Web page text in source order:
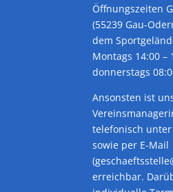
Öffnungszeiten
(55239 Gau-
dem
Montags 14:00 –
donnerstags
Ansonsten ist
telefonisch unter
sowie per E-Mail
erreichbar.